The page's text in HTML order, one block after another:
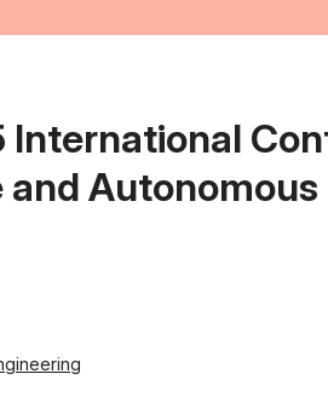
International
Autonomous